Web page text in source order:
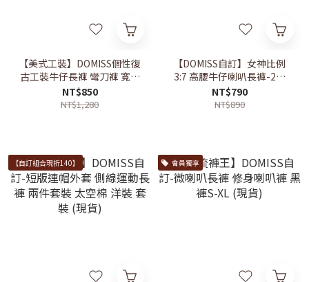
【美式工裝】DOMISS個性復
古工裝牛仔長褲 彎刀褲 寬褲
牛仔褲 (現貨)
NT$850
NT$1,280
【DOMISS自訂】女神比例
3:7 高腰牛仔喇叭長褲-2色
喇叭褲 (現貨)
NT$790
NT$890
【自訂組合現折140】 會員獨享